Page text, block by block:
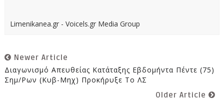
Limenikanea.gr - Voicels.gr Media Group
Newer Article
Διαγωνισμό Απευθείας Κατάταξης Εβδομήντα Πέντε (75)
Σημ/ρων (Κυβ-Μηχ) Προκήρυξε Το ΛΣ
Older Article